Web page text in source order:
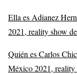
Ella es Adianez
2021, reality show
Quién es Carlos
México 2021,